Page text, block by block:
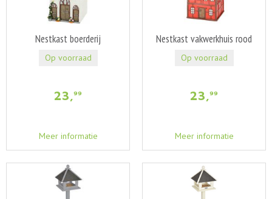
Nestkast boerderij
23,99
Meer informatie
Op voorraad
Nestkast vakwerkhuis rood
23,99
Meer informatie
Op voorraad